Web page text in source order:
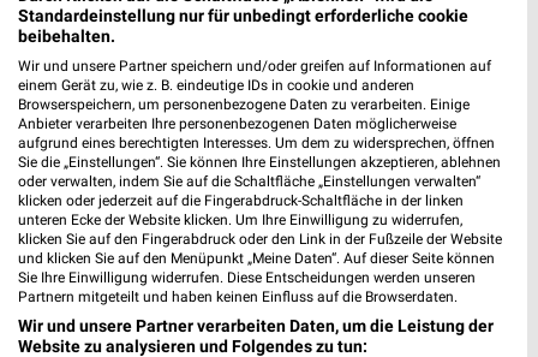
INTERSPORT Prospekte, Angebote & Aktionen
Noch mehr Angebote in
der weekli App!
Standardeinstellung nur für unbedingt erforderliche cookie
beibehalten.
Wir und unsere Partner speichern und/oder greifen auf Informationen auf
einem Gerät zu, wie z. B. eindeutige IDs in cookie und anderen
Browserspeichern, um personenbezogene Daten zu verarbeiten. Einige
Anbieter verarbeiten Ihre personenbezogenen Daten möglicherweise
aufgrund eines berechtigten Interesses. Um dem zu widersprechen, öffnen
Sie die „Einstellungen“. Sie können Ihre Einstellungen akzeptieren, ablehnen
oder verwalten, indem Sie auf die Schaltfläche „Einstellungen verwalten“
klicken oder jederzeit auf die Fingerabdruck-Schaltfläche in der linken
unteren Ecke der Website klicken. Um Ihre Einwilligung zu widerrufen,
klicken Sie auf den Fingerabdruck oder den Link in der Fußzeile der Website
und klicken Sie auf den Menüpunkt „Meine Daten“. Auf dieser Seite können
Sie Ihre Einwilligung widerrufen. Diese Entscheidungen werden unseren
Partnern mitgeteilt und haben keinen Einfluss auf die Browserdaten.
Wir und unsere Partner verarbeiten Daten, um die Leistung der
Website zu analysieren und Folgendes zu tun: